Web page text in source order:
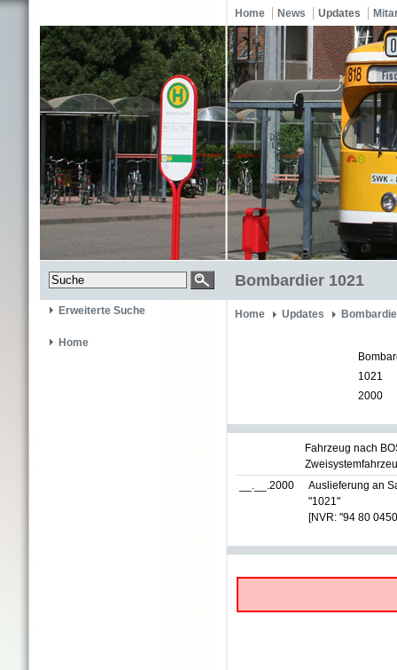
Home News Updates
Bombardier 1021
Erweiterte Suche
Home
Home Updates
1021
2000
Fahrzeug nach
__.__.2000
Auslieferung an
"1021"
[NVR: "94 80